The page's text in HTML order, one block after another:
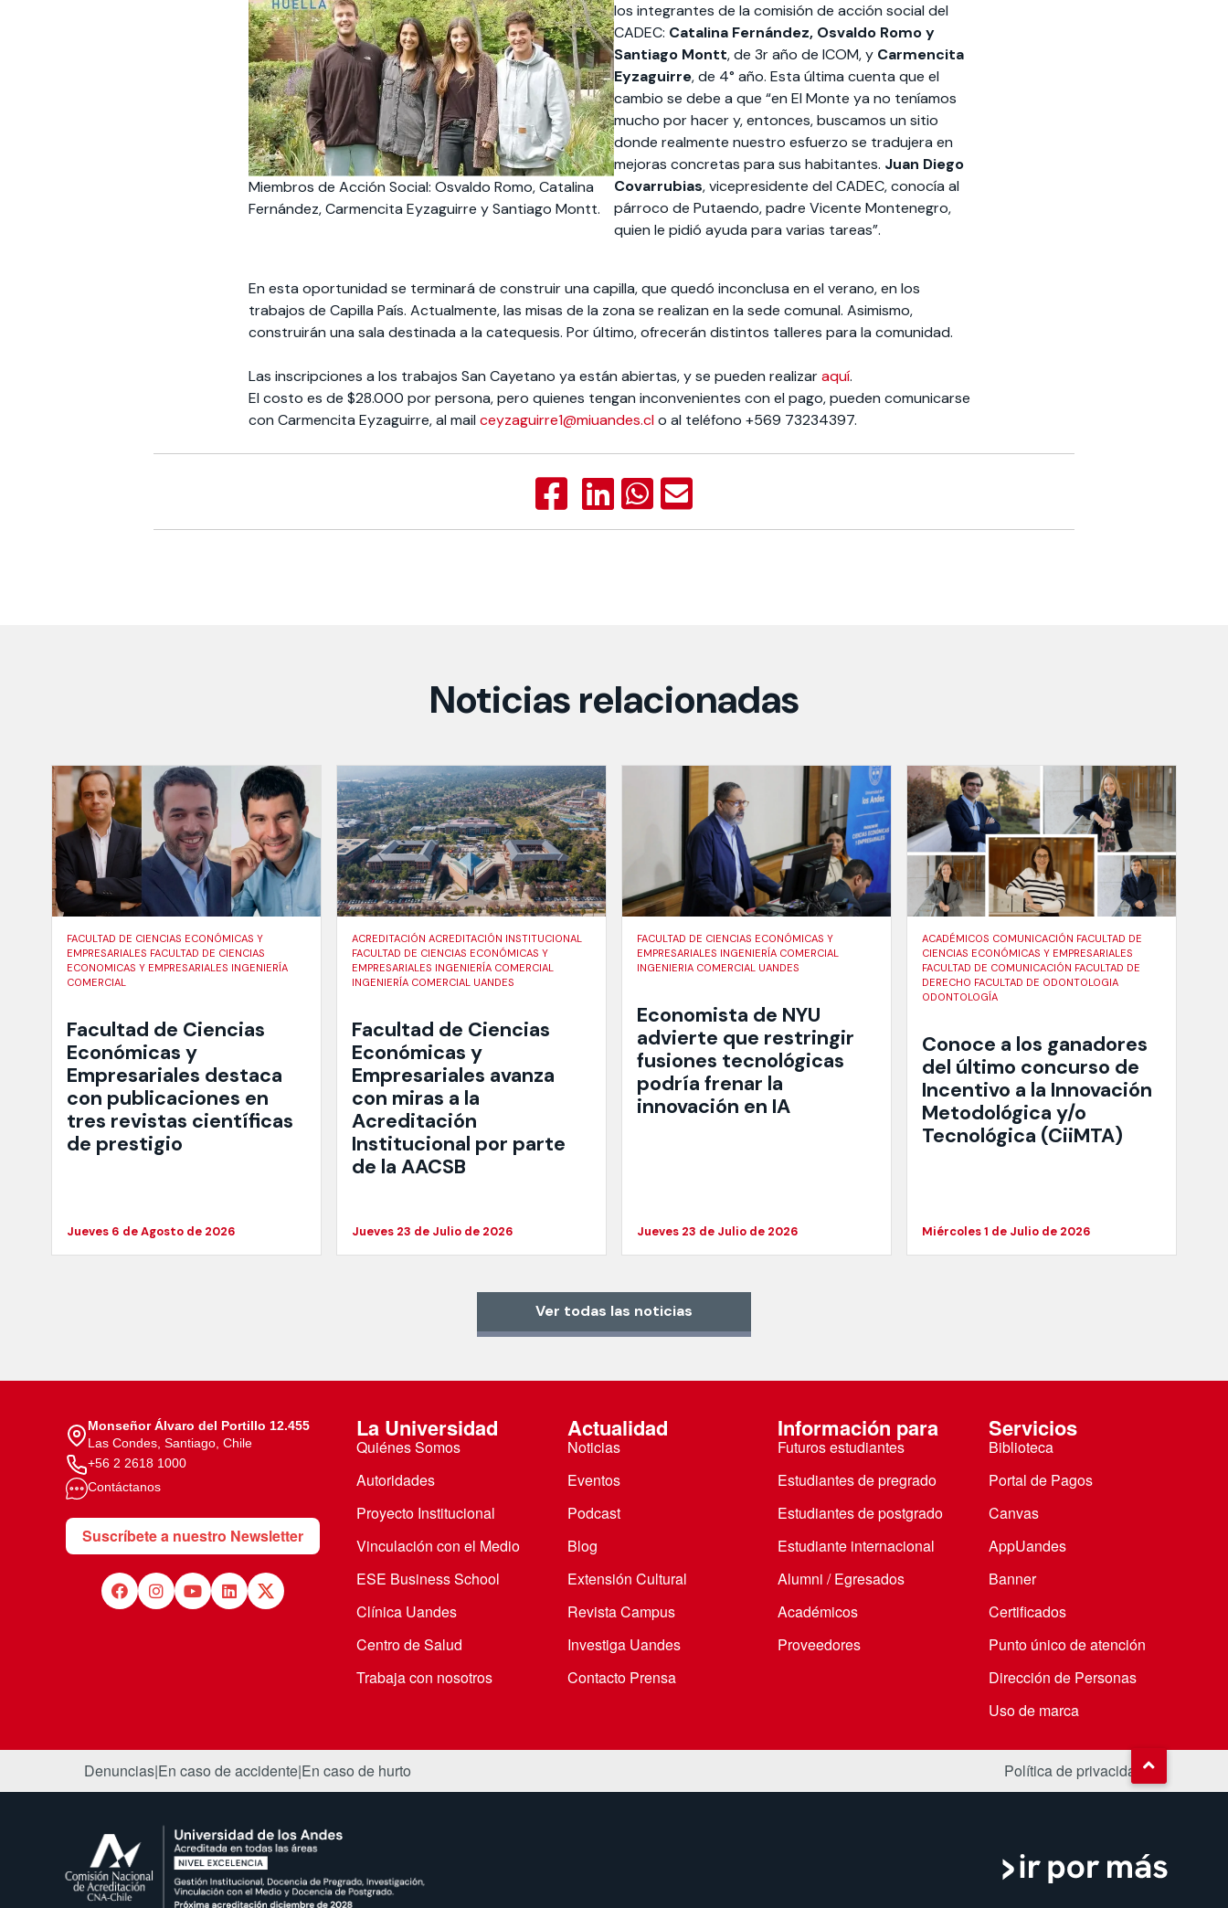
Miembros de Acción Social: Osvaldo Romo, Catalina
Fernández, Carmencita Eyzaguirre y Santiago Montt.
los integrantes de la comisión de acción social del
CADEC: Catalina Fernández, Osvaldo Romo y
Santiago Montt, de 3r año de ICOM, y Carmencita
Eyzaguirre, de 4° año. Esta última cuenta que el
cambio se debe a que “en El Monte ya no teníamos
mucho por hacer y, entonces, buscamos un sitio
donde realmente nuestro esfuerzo se tradujera en
mejoras concretas para sus habitantes. Juan Diego
Covarrubias, vicepresidente del CADEC, conocía al
párroco de Putaendo, padre Vicente Montenegro,
quien le pidió ayuda para varias tareas”.
En esta oportunidad se terminará de construir una capilla, que quedó inconclusa en el verano, en los
trabajos de Capilla País. Actualmente, las misas de la zona se realizan en la sede comunal. Asimismo,
construirán una sala destinada a la catequesis. Por último, ofrecerán distintos talleres para la comunidad.
Las inscripciones a los trabajos San Cayetano ya están abiertas, y se pueden realizaraquí.
El costo es de $28.000 por persona, pero quienes tengan inconvenientes con el pago, pueden comunicarse
con Carmencita Eyzaguirre, al mail ceyzaguirre1@miuandes.clo al teléfono +569 73234397.
Noticias relacionadas
FACULTAD DE CIENCIAS ECONÓMICAS Y
EMPRESARIALES FACULTAD DE CIENCIAS
ECONOMICAS Y EMPRESARIALES INGENIERÍA
COMERCIAL
Facultad de Ciencias
Económicas y
Empresariales destaca
con publicaciones en
tres revistas científicas
de prestigio
Jueves 6 de Agosto de 2026
ACREDITACIÓN ACREDITACIÓN INSTITUCIONAL
FACULTAD DE CIENCIAS ECONÓMICAS Y
EMPRESARIALES INGENIERÍA COMERCIAL
INGENIERÍA COMERCIAL UANDES
Facultad de Ciencias
Económicas y
Empresariales avanza
con miras a la
Acreditación
Institucional por parte
de la AACSB
Jueves 23 de Julio de 2026
FACULTAD DE CIENCIAS ECONÓMICAS Y
EMPRESARIALES INGENIERÍA COMERCIAL
INGENIERIA COMERCIAL UANDES
Economista de NYU
advierte que restringir
fusiones tecnológicas
podría frenar la
innovación en IA
Jueves 23 de Julio de 2026
ACADÉMICOS COMUNICACIÓN FACULTAD DE
CIENCIAS ECONÓMICAS Y EMPRESARIALES
FACULTAD DE COMUNICACIÓN FACULTAD DE
DERECHO FACULTAD DE ODONTOLOGIA
ODONTOLOGÍA
Conoce a los ganadores
del último concurso de
Incentivo a la Innovación
Metodológica y/o
Tecnológica (CiiMTA)
Miércoles 1 de Julio de 2026
Ver todas las noticias
Monseñor Álvaro del Portillo 12.455
Las Condes, Santiago, Chile
+56 2 2618 1000
Contáctanos
Suscríbete a nuestro Newsletter
La Universidad
Quiénes Somos
Autoridades
Proyecto Institucional
Vinculación con el Medio
ESE Business School
Clínica Uandes
Centro de Salud
Trabaja con nosotros
Actualidad
Noticias
Eventos
Podcast
Blog
Extensión Cultural
Revista Campus
Investiga Uandes
Contacto Prensa
Información para
Futuros estudiantes
Estudiantes de pregrado
Estudiantes de postgrado
Estudiante internacional
Alumni / Egresados
Académicos
Proveedores
Servicios
Biblioteca
Portal de Pagos
Canvas
AppUandes
Banner
Certificados
Punto único de atención
Dirección de Personas
Uso de marca
Denuncias|En caso de accidente|En caso de hurto Política de privacidad